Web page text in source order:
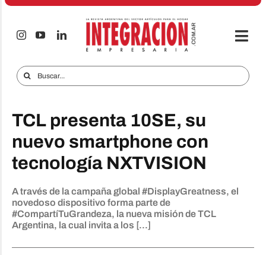
Saltar
Audio & TV
iTECNO
Celulares
Informes Especiales
Anuncie
Contacto
Buscar:
TCL presenta 10SE, su
nuevo smartphone con
tecnología NXTVISION
A través de la campaña global #DisplayGreatness, el
novedoso dispositivo forma parte de
#CompartíTuGrandeza, la nueva misión de TCL
Argentina, la cual invita a los [...]